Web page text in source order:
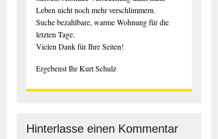
Leben nicht noch mehr verschlimmern.
Suche bezahlbare, warme Wohnung für die
letzten Tage.
Vielen Dank für Ihre Seiten!
Ergebenst Ihr Kurt Schulz
Hinterlasse einen Kommentar